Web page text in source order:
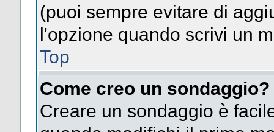
(puoi sempre evitare di
l'opzione quando scrivi un
Top
Come creo un sondaggio?
Creare un sondaggio è